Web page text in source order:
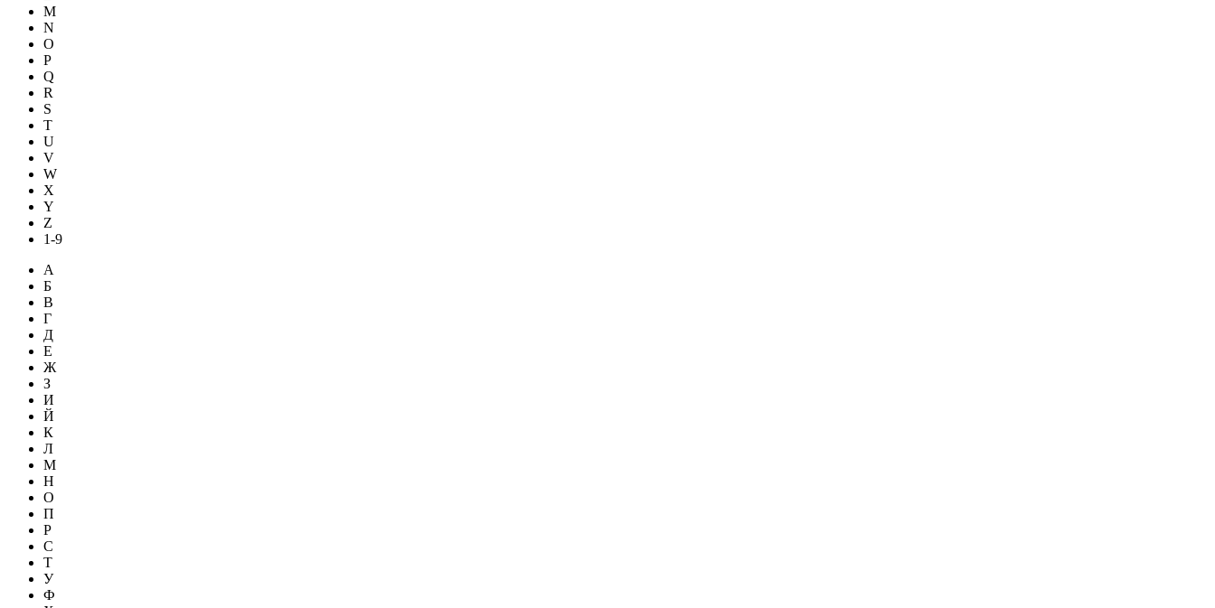
M
N
O
P
Q
R
S
T
U
V
W
X
Y
Z
1-9
А
Б
В
Г
Д
Е
Ж
З
И
Й
К
Л
М
Н
О
П
Р
С
Т
У
Ф